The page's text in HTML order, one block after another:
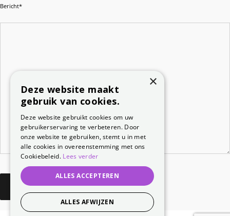
Bericht*
×
Deze website maakt
gebruik van cookies.
Deze website gebruikt cookies om uw
gebruikerservaring te verbeteren. Door
onze website te gebruiken, stemt u in met
alle cookies in overeenstemming met ons
Cookiebeleid. Lees verder
ALLES ACCEPTEREN
ALLES AFWIJZEN